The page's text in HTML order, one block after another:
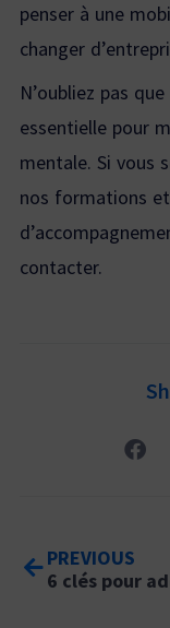
penser à une
changer
N’oubliez pas
essentielle pour
mentale. Si vous
nos formations
contacter.
PREVIOUS